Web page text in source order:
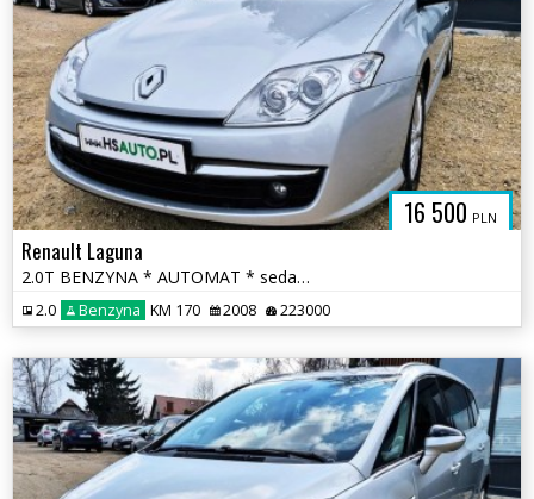
16 500 PLN
Renault Laguna
2.0T BENZYNA * AUTOMAT * sedan * super * okazja * POLECAMY
2.0 Benzyna KM 170 2008 223000